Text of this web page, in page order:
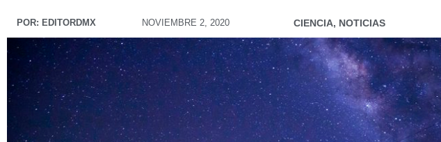
POR: EDITORDMX NOVIEMBRE 2, 2020 CIENCIA, NOTICIAS